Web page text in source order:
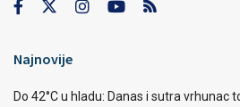
Najnovije
Do 42°C u hladu: Danas i sutra vrhunac